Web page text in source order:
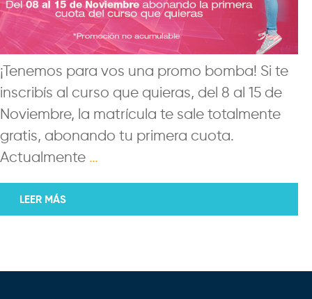
¡Tenemos para vos una promo bomba! Si te
inscribís al curso que quieras, del 8 al 15 de
Noviembre, la matrícula te sale totalmente
gratis, abonando tu primera cuota.
Actualmente …
LEER MÁS